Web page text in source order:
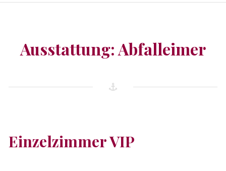
Ausstattung:Abfalleimer
Einzelzimmer VIP